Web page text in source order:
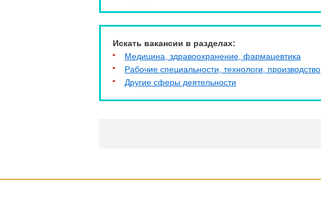
Искать вакансии в разделах:
Медицина, здравоохранение, фармацевтика
Рабочие специальности, технологи, производство
Другие сферы деятельности